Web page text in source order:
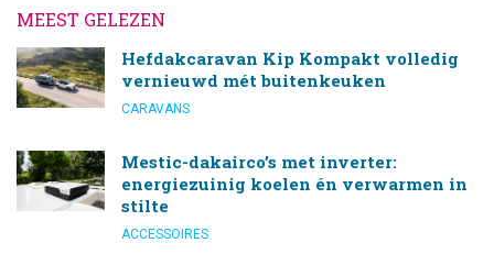
MEEST GELEZEN
Hefdakcaravan Kip Kompakt volledig
vernieuwd mét buitenkeuken
CARAVANS
Mestic-dakairco’s met inverter:
energiezuinig koelen én verwarmen in
stilte
ACCESSOIRES